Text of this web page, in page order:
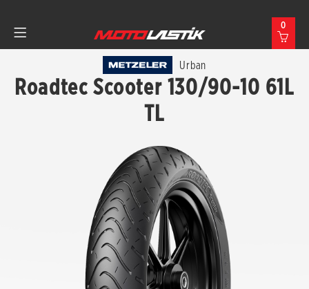
0
Urban
Roadtec Scooter 130/90-10 61L
TL